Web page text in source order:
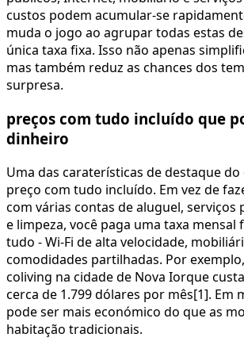
custos podem acumular-se
muda o jogo ao agrupar todas estas
única taxa fixa. Isso não apenas
mas também reduz as chances dos
surpresa.
preços com tudo incluído que
dinheiro
Uma das caraterísticas de destaque do
preço com tudo incluído. Em vez de
com várias contas de aluguel, serviços
e limpeza, você paga uma taxa mensal
tudo - Wi-Fi de alta velocidade,
comodidades partilhadas. Por
coliving na cidade de Nova Iorque
cerca de 1.799 dólares por mês[1]. Em
pode ser mais económico do que as
habitação tradicionais.